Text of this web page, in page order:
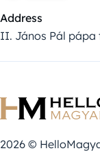
Address
II. János Pál pápa
2026 ©